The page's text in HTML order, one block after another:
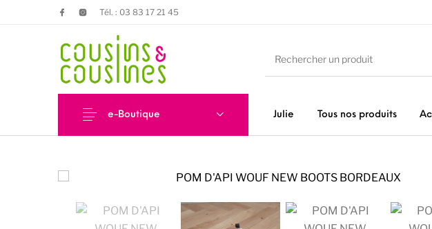
Tél. : 03 83 17 21 45
Julie Tous nos produits
e-Boutique